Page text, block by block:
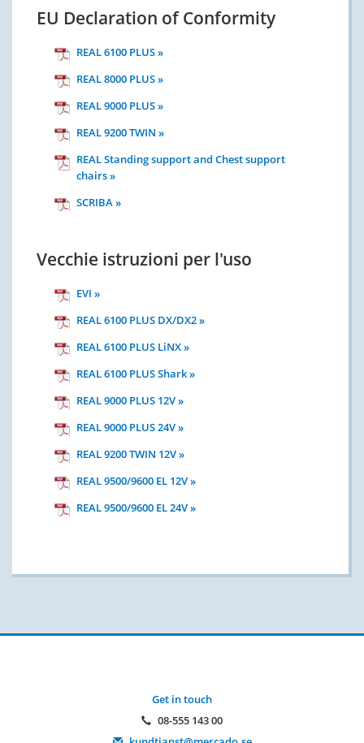
EU Declaration of Conformity
REAL 6100 PLUS »
REAL 8000 PLUS »
REAL 9000 PLUS »
REAL 9200 TWIN »
REAL Standing support and Chest support
chairs »
SCRIBA »
Vecchie istruzioni per l'uso
EVI »
REAL 6100 PLUS DX/DX2 »
REAL 6100 PLUS LiNX »
REAL 6100 PLUS Shark »
REAL 9000 PLUS 12V »
REAL 9000 PLUS 24V »
REAL 9200 TWIN 12V »
REAL 9500/9600 EL 12V »
REAL 9500/9600 EL 24V »
Get in touch
08-555 143 00